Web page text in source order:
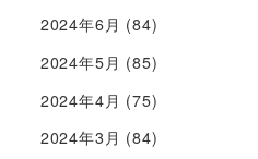
2024年6月 (84)
2024年5月 (85)
2024年4月 (75)
2024年3月 (84)